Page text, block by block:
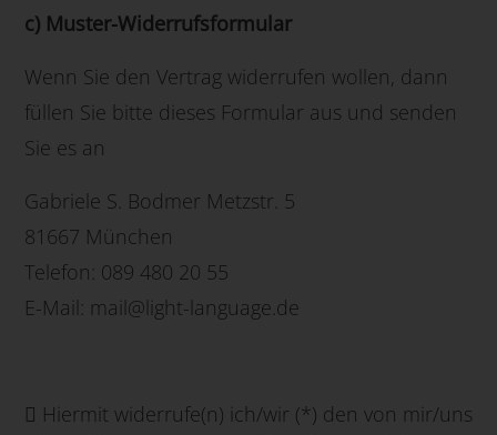
c) Muster-Widerrufsformular
Wenn Sie den Vertrag widerrufen wollen, dann
füllen Sie bitte dieses Formular aus und senden
Sie es an
Gabriele S. Bodmer Metzstr. 5
81667 München
Telefon: 089 480 20 55
E-Mail: mail@light-language.de
 Hiermit widerrufe(n) ich/wir (*) den von mir/uns